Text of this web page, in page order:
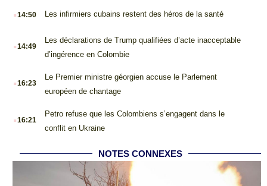
.14:50 Les infirmiers cubains restent des héros de la santé
.14:49
Les déclarations de Trump qualifiées d’acte inacceptable
d’ingérence en Colombie
.16:23
Le Premier ministre géorgien accuse le Parlement
européen de chantage
.16:21
Petro refuse que les Colombiens s’engagent dans le
conflit en Ukraine
NOTES CONNEXES